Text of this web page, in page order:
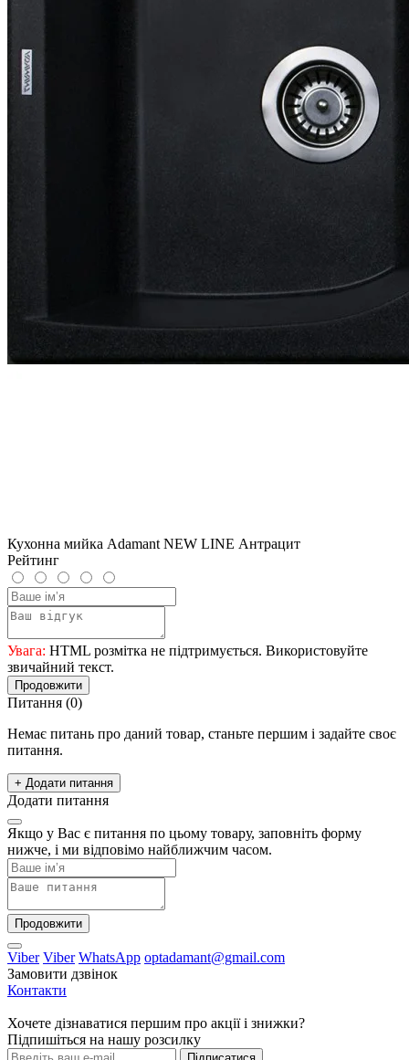
Кухонна мийка Adamant NEW LINE Антрацит
Рейтинг
Увага: HTML розмітка не підтримується. Використовуйте
звичайний текст.
Продовжити
Питання (0)
Немає питань про даний товар, станьте першим і задайте своє
питання.
+ Додати питання
Додати питання
Якщо у Вас є питання по цьому товару, заповніть форму
нижче, і ми відповімо найближчим часом.
Продовжити
Viber Viber WhatsApp optadamant@gmail.com
Замовити дзвінок
Контакти
Хочете дізнаватися першим про акції і знижки?
Підпишіться на нашу розсилку